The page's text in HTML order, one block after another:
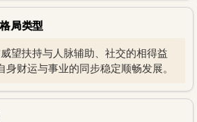
局类型
望扶持与人脉辅助、社交的相得益
财运与事业的同步稳定顺畅发展。